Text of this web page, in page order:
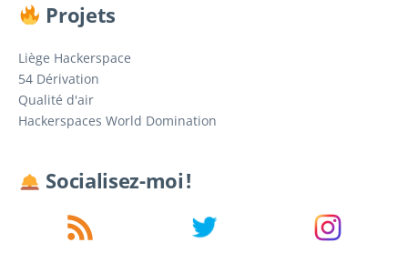
Projets
Liège Hackerspace
54 Dérivation
Qualité d'air
Hackerspaces World Domination
Socialisez-moi !